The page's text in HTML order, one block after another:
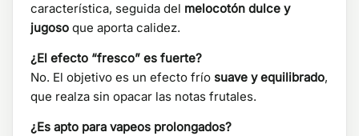
característica, seguida del melocotón dulce y
jugoso que aporta calidez.
¿El efecto “fresco” es fuerte?
No. El objetivo es un efecto frío suave y equilibrado,
que realza sin opacar las notas frutales.
¿Es apto para vapeos prolongados?